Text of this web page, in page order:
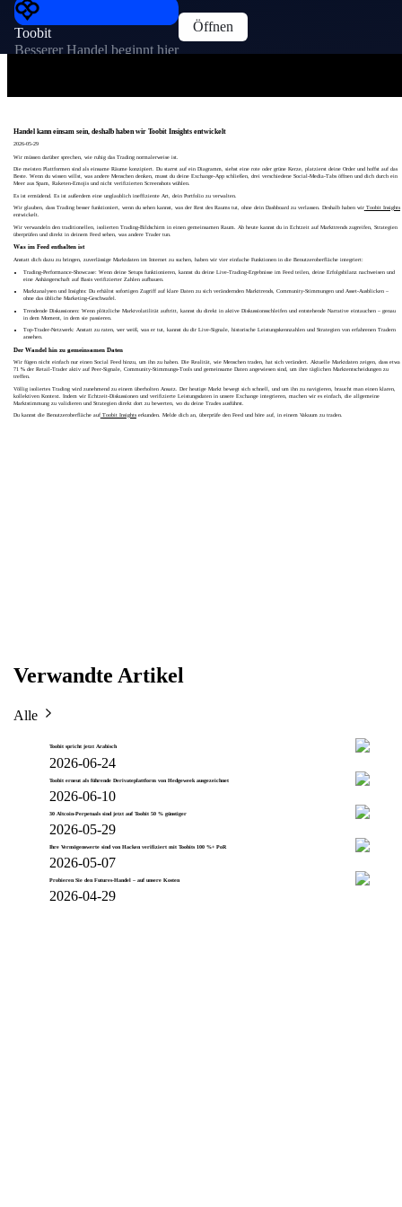
Toobit
Besserer Handel beginnt hier
Öffnen
Handel kann einsam sein, deshalb haben wir Toobit Insights entwickelt
2026-05-29
Wir müssen darüber sprechen, wie ruhig das Trading normalerweise ist.
Die meisten Plattformen sind als einsame Räume konzipiert. Du starrst auf ein Diagramm, siehst eine rote oder grüne Kerze, platzierst deine Order und hoffst auf das
Beste. Wenn du wissen willst, was andere Menschen denken, musst du deine Exchange-App schließen, drei verschiedene Social-Media-Tabs öffnen und dich durch ein
Meer aus Spam, Raketen-Emojis und nicht verifizierten Screenshots wühlen.
Es ist ermüdend. Es ist außerdem eine unglaublich ineffiziente Art, dein Portfolio zu verwalten.
Wir glauben, dass Trading besser funktioniert, wenn du sehen kannst, was der Rest des Raums tut, ohne dein Dashboard zu verlassen. Deshalb haben wir Toobit Insights
entwickelt.
Wir verwandeln den traditionellen, isolierten Trading-Bildschirm in einen gemeinsamen Raum. Ab heute kannst du in Echtzeit auf Markttrends zugreifen, Strategien
überprüfen und direkt in deinem Feed sehen, was andere Trader tun.
Was im Feed enthalten ist
Anstatt dich dazu zu bringen, zuverlässige Marktdaten im Internet zu suchen, haben wir vier einfache Funktionen in die Benutzeroberfläche integriert:
Trading-Performance-Showcase: Wenn deine Setups funktionieren, kannst du deine Live-Trading-Ergebnisse im Feed teilen, deine Erfolgsbilanz nachweisen und
eine Anhängerschaft auf Basis verifizierter Zahlen aufbauen.
Marktanalysen und Insights: Du erhältst sofortigen Zugriff auf klare Daten zu sich verändernden Markttrends, Community-Stimmungen und Asset-Ausblicken –
ohne das übliche Marketing-Geschwafel.
Trendende Diskussionen: Wenn plötzliche Marktvolatilität auftritt, kannst du direkt in aktive Diskussionsschleifen und entstehende Narrative eintauchen – genau
in dem Moment, in dem sie passieren.
Top-Trader-Netzwerk: Anstatt zu raten, wer weiß, was er tut, kannst du dir Live-Signale, historische Leistungskennzahlen und Strategien von erfahrenen Tradern
ansehen.
Der Wandel hin zu gemeinsamen Daten
Wir fügen nicht einfach nur einen Social Feed hinzu, um ihn zu haben. Die Realität, wie Menschen traden, hat sich verändert. Aktuelle Marktdaten zeigen, dass etwa
71 % der Retail-Trader aktiv auf Peer-Signale, Community-Stimmungs-Tools und gemeinsame Daten angewiesen sind, um ihre täglichen Marktentscheidungen zu
treffen.
Völlig isoliertes Trading wird zunehmend zu einem überholten Ansatz. Der heutige Markt bewegt sich schnell, und um ihn zu navigieren, braucht man einen klaren,
kollektiven Kontext. Indem wir Echtzeit-Diskussionen und verifizierte Leistungsdaten in unsere Exchange integrieren, machen wir es einfach, die allgemeine
Marktstimmung zu validieren und Strategien direkt dort zu bewerten, wo du deine Trades ausführst.
Du kannst die Benutzeroberfläche auf Toobit Insightserkunden. Melde dich an, überprüfe den Feed und höre auf, in einem Vakuum zu traden.
Verwandte Artikel
Alle
Toobit spricht jetzt Arabisch
2026-06-24
Toobit erneut als führende Derivateplattform von Hedgeweek ausgezeichnet
2026-06-10
30 Altcoin-Perpetuals sind jetzt auf Toobit 50 % günstiger
2026-05-29
Ihre Vermögenswerte sind von Hacken verifiziert mit Toobits 100 %+ PoR
2026-05-07
Probieren Sie den Futures-Handel – auf unsere Kosten
2026-04-29